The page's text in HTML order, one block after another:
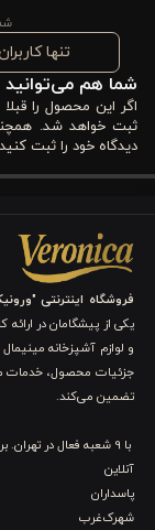
باشید، چنین
یکی دیگر از
داشتن دو چنگال
کاربردی است.
شیک برای سرو
می‌تواند انتخابی
کاربردهای
سرو زیتون در
برداشتن
استفاده در میز
برداشتن گارنیش
حلقه‌ای و
استفاده همراه
تنها
شما هم می‌توانید
اگر این محصول را
ثبت خواهد شد.
دیدگاه خود را ثبت کنید
فروشگاه اینترنتی
یکی از پیشگامان در
و لوازم آشپزخانه
جزئیات محصول، خدمات
تضمین می‌کند.
با 9 شعبه فعال در تهران. برای مشاهده آدرس
آنلاین
پاسداران
شهرک‌غرب